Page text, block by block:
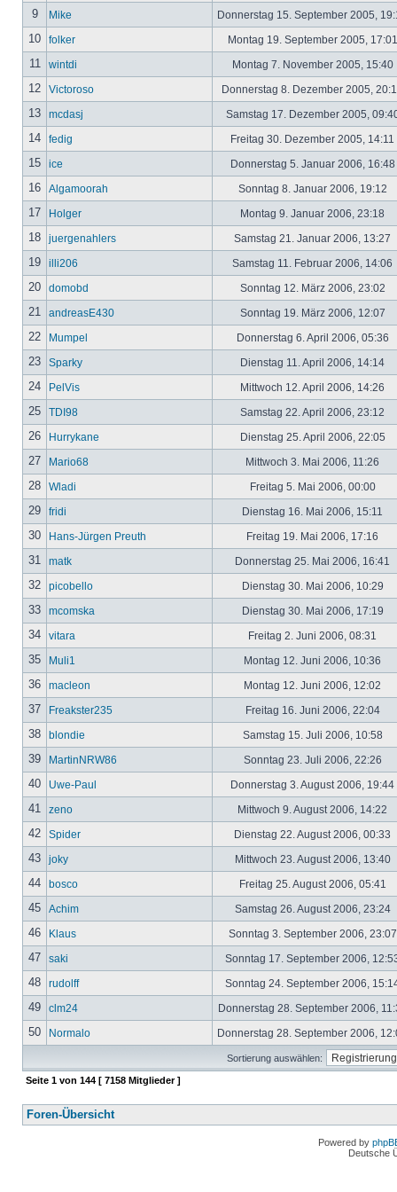
9 Mike Donnerstag 15. September 2005,
10 folker Montag 19. September 2005,
11 wintdi Montag 7. November 2005, 15:40
12 Victoroso Donnerstag 8. Dezember 2005,
13 mcdasj Samstag 17. Dezember 2005,
14 fedig Freitag 30. Dezember 2005, 14:11
15 ice Donnerstag 5. Januar 2006, 16:48
16 Algamoorah Sonntag 8. Januar 2006, 19:12
17 Holger Montag 9. Januar 2006, 23:18
18 juergenahlers Samstag 21. Januar 2006, 13:27
19 illi206 Samstag 11. Februar 2006, 14:06
20 domobd Sonntag 12. März 2006, 23:02
21 andreasE430 Sonntag 19. März 2006, 12:07
22 Mumpel Donnerstag 6. April 2006, 05:36
23 Sparky Dienstag 11. April 2006, 14:14
24 PelVis Mittwoch 12. April 2006, 14:26
25 TDI98 Samstag 22. April 2006, 23:12
26 Hurrykane Dienstag 25. April 2006, 22:05
27 Mario68 Mittwoch 3. Mai 2006, 11:26
28 Wladi Freitag 5. Mai 2006, 00:00
29 fridi Dienstag 16. Mai 2006, 15:11
30 Hans-Jürgen Preuth Freitag 19. Mai 2006, 17:16
31 matk Donnerstag 25. Mai 2006, 16:41
32 picobello Dienstag 30. Mai 2006, 10:29
33 mcomska Dienstag 30. Mai 2006, 17:19
34 vitara Freitag 2. Juni 2006, 08:31
35 Muli1 Montag 12. Juni 2006, 10:36
36 macleon Montag 12. Juni 2006, 12:02
37 Freakster235 Freitag 16. Juni 2006, 22:04
38 blondie Samstag 15. Juli 2006, 10:58
39 MartinNRW86 Sonntag 23. Juli 2006, 22:26
40 Uwe-Paul Donnerstag 3. August 2006, 19:44
41 zeno Mittwoch 9. August 2006, 14:22
42 Spider Dienstag 22. August 2006, 00:33
43 joky Mittwoch 23. August 2006, 13:40
44 bosco Freitag 25. August 2006, 05:41
45 Achim Samstag 26. August 2006, 23:24
46 Klaus Sonntag 3. September 2006,
47 saki Sonntag 17. September 2006,
48 rudolff Sonntag 24. September 2006,
49 clm24 Donnerstag 28. September 2006,
50 Normalo Donnerstag 28. September 2006,
Sortierung auswählen:
Seite 1 von 144 [ 7158 Mitglieder ]
Foren-Übersicht
Powered by
Deutsche